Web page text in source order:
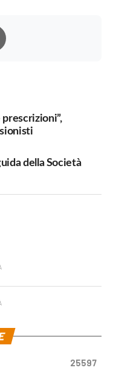
della Società
25597